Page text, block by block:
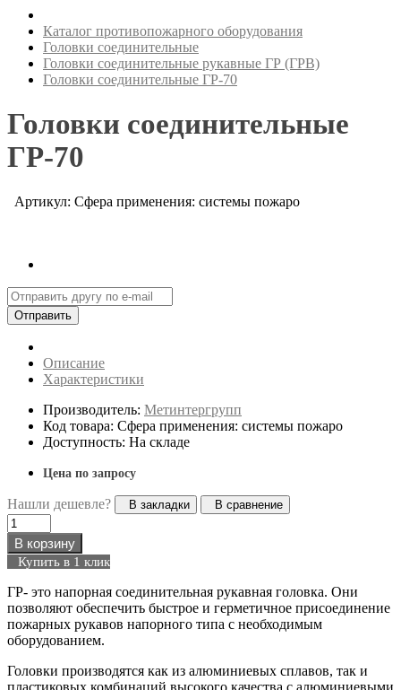
Каталог противопожарного оборудования
Головки соединительные
Головки соединительные рукавные ГР (ГРВ)
Головки соединительные ГР-70
Головки соединительные
ГР-70
Артикул: Сфера применения: системы пожаро
Отправить
Описание
Характеристики
Производитель: Метинтергрупп
Код товара: Сфера применения: системы пожаро
Доступность: На складе
Цена по запросу
Нашли дешевле? В закладки В сравнение
В корзину
Купить в 1 клик
ГР- это напорная соединительная рукавная головка. Они
позволяют обеспечить быстрое и герметичное присоединение
пожарных рукавов напорного типа с необходимым
оборудованием.
Головки производятся как из алюминиевых сплавов, так и